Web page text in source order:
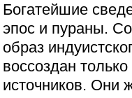
Богатейшие
эпос и пураны.
образ
воссоздан
источников. Они